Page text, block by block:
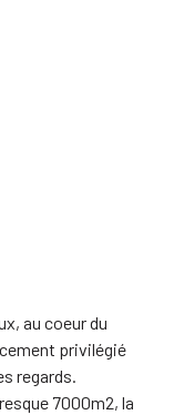
au coeur du
privilégié
regards.
7000m2, la